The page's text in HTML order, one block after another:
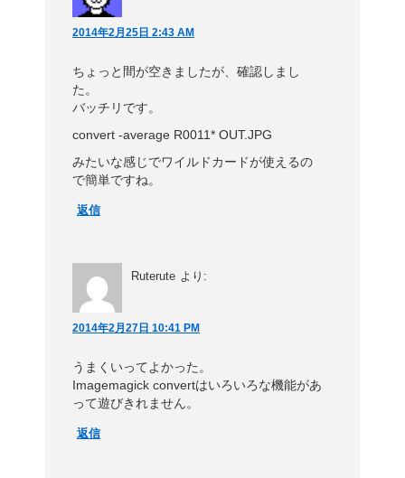
2014年2月25日 2:43 AM
ちょっと間が空きましたが、確認しまし
た。
バッチリです。
convert -average R0011* OUT.JPG
みたいな感じでワイルドカードが使えるの
で簡単ですね。
返信
Ruterute より:
2014年2月27日 10:41 PM
うまくいってよかった。
Imagemagick convertはいろいろな機能があ
って遊びきれません。
返信